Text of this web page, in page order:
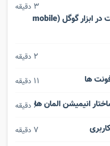
49- بررسی ریسپانسیو وب سایت در ابزار گوگل (mobile
3 دقیقه
2 دقیقه
11 دقیقه
6 دقیقه
7 دقیقه